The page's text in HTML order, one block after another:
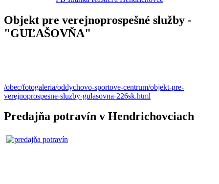
Objekt pre verejnoprospešné služby -
"GUĽAŠOVŇA"
/obec/fotogaleria/oddychovo-sportove-centrum/objekt-pre-
verejnoprospesne-sluzby-gulasovna-226sk.html
Predajňa potravín v Hendrichovciach